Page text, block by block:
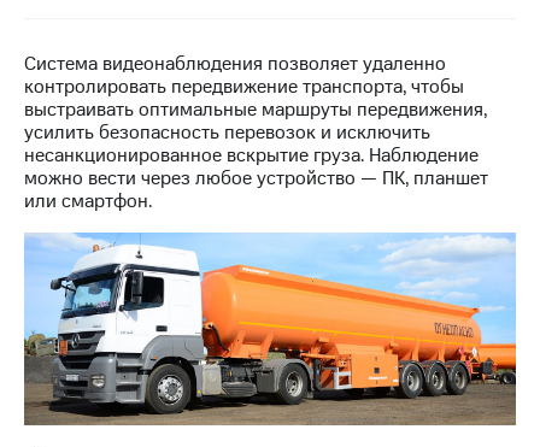
Финансовая
отчетность
Контакты
Новости
в
регионе
и акционерам
Корпоративное
управление
Корпоративный
секретарь
Раскрытие
Система видеонаблюдения позволяет удаленно
контролировать передвижение транспорта, чтобы
выстраивать оптимальные маршруты передвижения,
усилить безопасность перевозок и исключить
несанкционированное вскрытие груза. Наблюдение
можно вести через любое устройство — ПК, планшет
или смартфон.